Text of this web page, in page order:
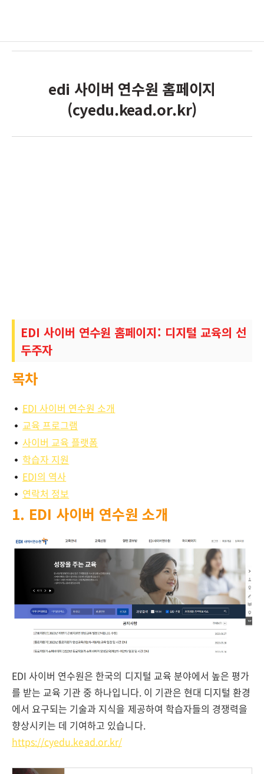
edi 사이버 연수원 홈페이지
(cyedu.kead.or.kr)
EDI 사이버 연수원 홈페이지: 디지털 교육의 선
두주자
목차
EDI 사이버 연수원 소개
교육 프로그램
사이버 교육 플랫폼
학습자 지원
EDI의 역사
연락처 정보
1. EDI 사이버 연수원 소개
EDI 사이버 연수원은 한국의 디지털 교육 분야에서 높은 평가
를 받는 교육 기관 중 하나입니다. 이 기관은 현대 디지털 환경
에서 요구되는 기술과 지식을 제공하여 학습자들의 경쟁력을
향상시키는 데 기여하고 있습니다.
https://cyedu.kead.or.kr/